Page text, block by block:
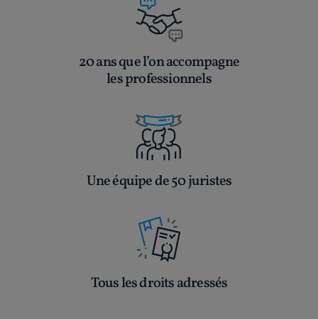
20 ans que l’on accompagne
les professionnels
Une équipe de 50 juristes
Tous les droits adressés